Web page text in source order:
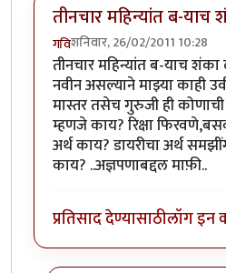
तीनचार महिन्यांत ब-याच
गविशनिवार, 26/02/2011 10:28
तीनचार महिन्यांत ब-याच
नवीन असल्याने माझ्या काही
मास्तर तसेच गुरुजी ही
म्हणजे काय? रिक्षा
अर्थ काय? डायरीचा अर्थ
काय? ..अज्ञपणाबद्दल माफ़ी..
प्रतिसाद देण्यासाठीलॉग इन